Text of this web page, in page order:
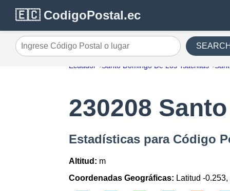
🇪🇨 CodigoPostal.ec
Ingrese Código Postal o lugar
Ecuador Santo Domingo De Los Tsáchilas
230208
Estadísticas para Código
Altitud: m
Coordenadas Geográficas: Latitud -